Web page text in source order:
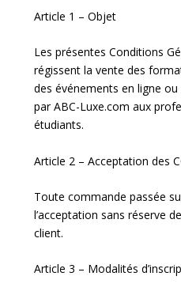
Article 1 – Objet
Les présentes Conditions
régissent la vente des
des événements en ligne
par ABC-Luxe.com aux
étudiants.
Article 2 – Acceptation des
Toute commande passée
l’acceptation sans réserve
client.
Article 3 – Modalités